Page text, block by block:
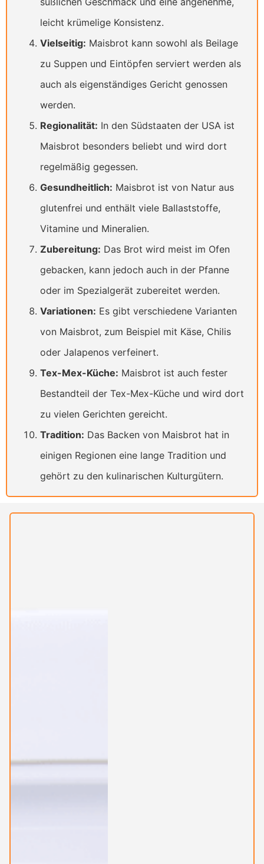
leicht krümelige Konsistenz.
Vielseitig: Maisbrot kann sowohl als Beilage
zu Suppen und Eintöpfen serviert werden als
auch als eigenständiges Gericht genossen
werden.
Regionalität: In den Südstaaten der USA ist
Maisbrot besonders beliebt und wird dort
regelmäßig gegessen.
Gesundheitlich: Maisbrot ist von Natur aus
glutenfrei und enthält viele Ballaststoffe,
Vitamine und Mineralien.
Zubereitung: Das Brot wird meist im Ofen
gebacken, kann jedoch auch in der Pfanne
oder im Spezialgerät zubereitet werden.
Variationen: Es gibt verschiedene Varianten
von Maisbrot, zum Beispiel mit Käse, Chilis
oder Jalapenos verfeinert.
Tex-Mex-Küche: Maisbrot ist auch fester
Bestandteil der Tex-Mex-Küche und wird dort
zu vielen Gerichten gereicht.
Tradition: Das Backen von Maisbrot hat in
einigen Regionen eine lange Tradition und
gehört zu den kulinarischen Kulturgütern.